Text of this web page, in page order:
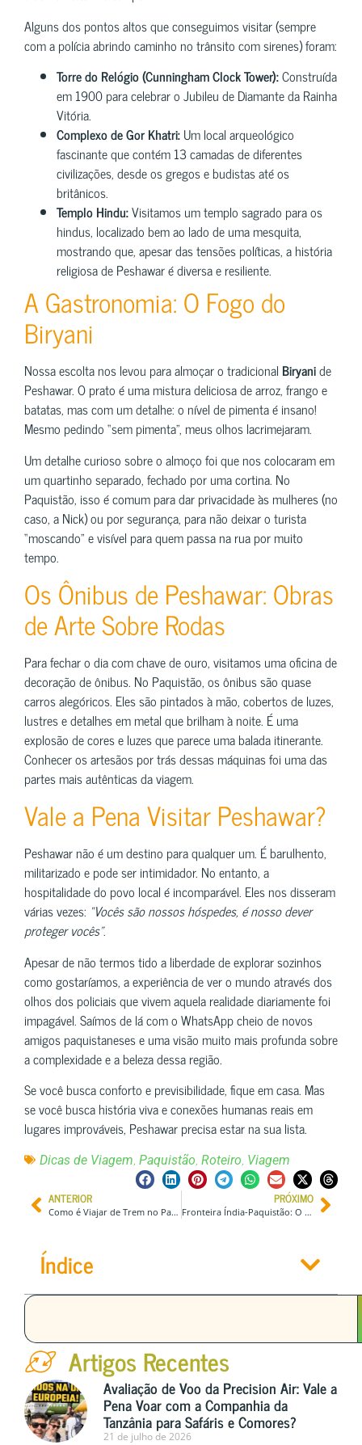
Alguns dos pontos altos que conseguimos visitar (sempre
com a polícia abrindo caminho no trânsito com sirenes) foram:
Torre do Relógio (Cunningham Clock Tower):Construída
em 1900 para celebrar o Jubileu de Diamante da Rainha
Vitória.
Complexo de Gor Khatri:Um local arqueológico
fascinante que contém 13 camadas de diferentes
civilizações, desde os gregos e budistas até os
britânicos.
Templo Hindu:Visitamos um templo sagrado para os
hindus, localizado bem ao lado de uma mesquita,
mostrando que, apesar das tensões políticas, a história
religiosa de Peshawar é diversa e resiliente.
A Gastronomia: O Fogo do
Biryani
Nossa escolta nos levou para almoçar o tradicional Biryanide
Peshawar. O prato é uma mistura deliciosa de arroz, frango e
batatas, mas com um detalhe: o nível de pimenta é insano!
Mesmo pedindo “sem pimenta”, meus olhos lacrimejaram.
Um detalhe curioso sobre o almoço foi que nos colocaram em
um quartinho separado, fechado por uma cortina. No
Paquistão, isso é comum para dar privacidade às mulheres (no
caso, a Nick) ou por segurança, para não deixar o turista
“moscando” e visível para quem passa na rua por muito
tempo.
Os Ônibus de Peshawar: Obras
de Arte Sobre Rodas
Para fechar o dia com chave de ouro, visitamos uma oficina de
decoração de ônibus. No Paquistão, os ônibus são quase
carros alegóricos. Eles são pintados à mão, cobertos de luzes,
lustres e detalhes em metal que brilham à noite. É uma
explosão de cores e luzes que parece uma balada itinerante.
Conhecer os artesãos por trás dessas máquinas foi uma das
partes mais autênticas da viagem.
Vale a Pena Visitar Peshawar?
Peshawar não é um destino para qualquer um. É barulhento,
militarizado e pode ser intimidador. No entanto, a
hospitalidade do povo local é incomparável. Eles nos disseram
várias vezes: “Vocês são nossos hóspedes, é nosso dever
proteger vocês”.
Apesar de não termos tido a liberdade de explorar sozinhos
como gostaríamos, a experiência de ver o mundo através dos
olhos dos policiais que vivem aquela realidade diariamente foi
impagável. Saímos de lá com o WhatsApp cheio de novos
amigos paquistaneses e uma visão muito mais profunda sobre
a complexidade e a beleza dessa região.
Se você busca conforto e previsibilidade, fique em casa. Mas
se você busca história viva e conexões humanas reais em
lugares improváveis, Peshawar precisa estar na sua lista.
Dicas de Viagem, Paquistão, Roteiro, Viagem
ANTERIOR
Como é Viajar de Trem no Paquistão: Minha Jornada Épica entre Peshawar e Islamabad
PRÓXIMO
Fronteira Índia-Paquistão: O “Fla-Flu” Nuclear que Você Precisa Assistir uma Vez na Vida
Índice
Artigos Recentes
Avaliação de Voo da Precision Air: Vale a
Pena Voar com a Companhia da
Tanzânia para Safáris e Comores?
21 de julho de 2026